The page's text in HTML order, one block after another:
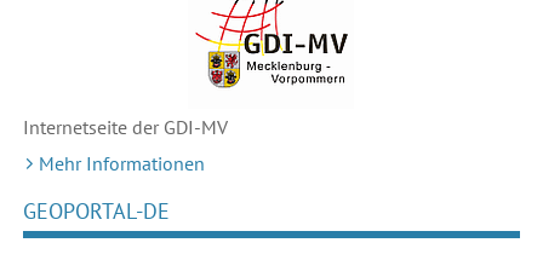
Internetseite der GDI-MV
Mehr Informationen
GEOPORTAL-DE